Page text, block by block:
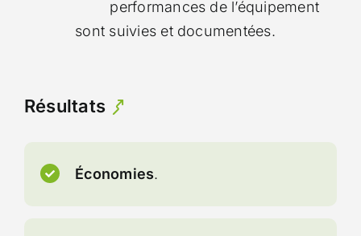
performances de l’équipement
sont suivies et documentées.
Résultats
Économies.